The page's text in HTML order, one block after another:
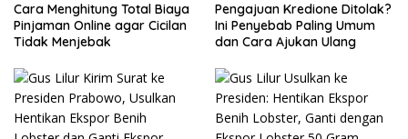
Cara Menghitung Total Biaya
Pinjaman Online agar Cicilan
Tidak Menjebak
Pengajuan Kredione Ditolak?
Ini Penyebab Paling Umum
dan Cara Ajukan Ulang